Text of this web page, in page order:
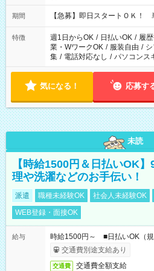
・13：00～22：00 ・22：00
期間 【急募】即日スタートＯＫ！
特徴 週1日からOK / 日払いOK / 履
業・WワークOK / 服装自由 /
集 / 電話対応なし / パソコンス
気になる！ 応募す
未読
【時給1500円＆日払いOK
理や洗濯などのお手伝い！
派遣 職種未経験OK 社会人未経験OK
WEB登録・面接OK
給与
時給1500円～ ■日払いOK（
交通費別途支給あり
交通費 交通費全額支給